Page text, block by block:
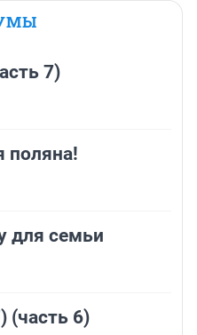
7)
поляна!
семьи
(часть 6)